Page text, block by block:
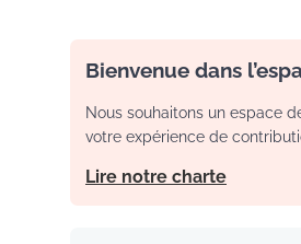
Bienvenue dans
Nous souhaitons un espace
votre expérience de
Lire notre charte